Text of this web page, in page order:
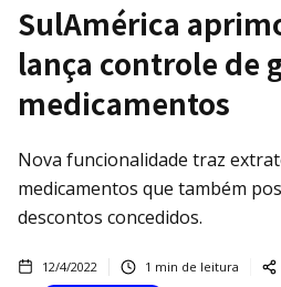
SulAmérica
lança controle de
medicamentos
Nova funcionalidade traz
medicamentos que também
descontos concedidos.
12/4/2022 1 min de leitura